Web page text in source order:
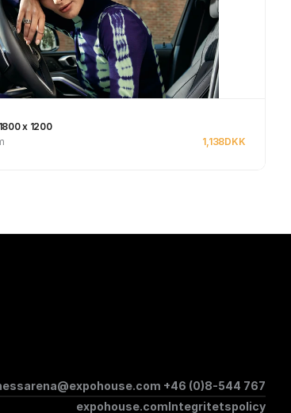
x 1200
1,138DKK
+46 (0)8-544 767
expohouse.comIntegritetspolicy